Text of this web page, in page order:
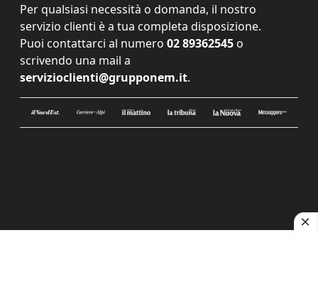
Per qualsiasi necessità o domanda, il nostro
servizio clienti è a tua completa disposizione.
Puoi contattarci al numero 02 89362545 o
scrivendo una mail a
servizioclienti@grupponem.it.